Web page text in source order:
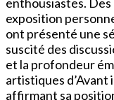
exposition
ont présenté une
suscité des
et la profondeur
artistiques
affirmant sa